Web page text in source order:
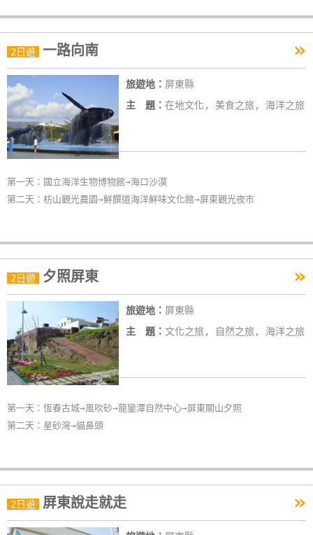
款
收
據
合
作
提
案
飯
店
廠
商
合
作
旅
計
劃
品
宣
傳
2日遊 一路向南 »
旅遊地： 屏東縣
主 題： 在地文化, 美食之旅, 海洋之旅
第一天：國立海洋生物博物館→海口沙漠
第二天：枋山觀光農園→鮮饌道海洋鮮味文化館→屏東觀光夜市
2日遊 夕照屏東 »
旅遊地： 屏東縣
主 題： 文化之旅, 自然之旅, 海洋之旅
第一天：恆春古城→風吹砂→龍鑾潭自然中心→屏東關山夕照
第二天：星砂灣→貓鼻頭
2日遊 屏東說走就走 »